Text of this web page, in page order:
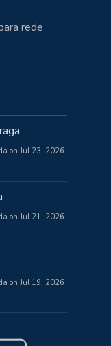
rede
on Jul 23, 2026
on Jul 21, 2026
on Jul 19, 2026